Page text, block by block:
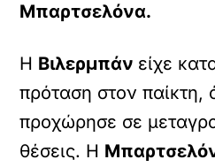
Μπαρτσελόνα.
Η Βιλερμπάν είχε
πρόταση στον παίκτη,
προχώρησε σε
θέσεις. Η